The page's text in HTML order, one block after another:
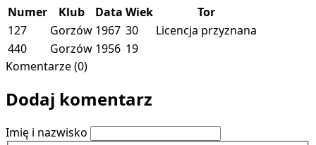
Numer Klub Data Wiek
Tor
127
Gorzów 1967 30
Licencja przyznana
440
Gorzów 1956 19
Komentarze (0)
Dodaj komentarz
Imię i nazwisko